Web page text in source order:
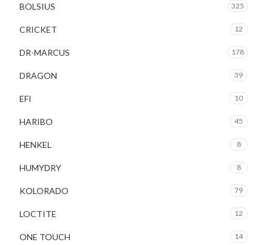
BOLSIUS 325
CRICKET 12
DR-MARCUS 178
DRAGON 39
EFI 10
HARIBO 45
HENKEL 8
HUMYDRY 8
KOLORADO 79
LOCTITE 12
ONE TOUCH 14